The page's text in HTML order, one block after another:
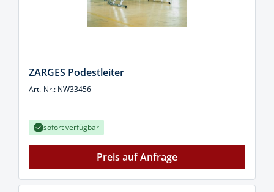
ZARGES Podestleiter
Art.-Nr.: NW33456
sofort verfügbar
Preis auf Anfrage